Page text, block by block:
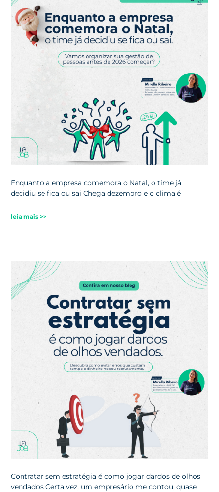
Enquanto a empresa comemora o Natal, o time já
decidiu se fica ou sai Chega dezembro e o clima é
leia mais >>
Contratar sem estratégia é como jogar dardos de olhos
vendados Certa vez, um empresário me contou, quase